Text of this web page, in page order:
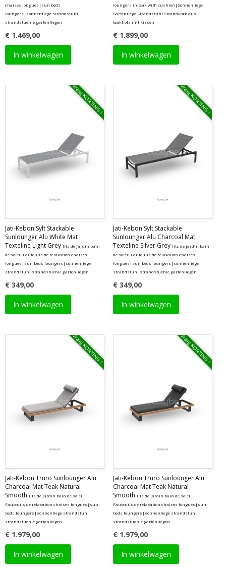
chaises longues|sun beds
loungers|sonnenliege strandstuhl
strandstuehle gartenliegen
€ 1.469,00
In winkelwagen
loungers in teak with cushion|Sonnenliege
Gartenliege Strandstuhl Strandkorb aus
teakholz mit kissen
€ 1.899,00
In winkelwagen
Vraag KORTING !
Jati-Kebon Sylt Stackable
Sunlounger Alu White Mat
Texteline Light Grey lits de jardin bain
de soleil Fauteuils de relaxation chaises
longues|sun beds loungers|sonnenliege
strandstuhl strandstuehle gartenliegen
€ 349,00
In winkelwagen
Vraag KORTING !
Jati-Kebon Sylt Stackable
Sunlounger Alu Charcoal Mat
Texteline Silver Grey lits de jardin bain
de soleil Fauteuils de relaxation chaises
longues|sun beds loungers|sonnenliege
strandstuhl strandstuehle gartenliegen
€ 349,00
In winkelwagen
Vraag KORTING !
Jati-Kebon Truro Sunlounger Alu
Charcoal Mat Teak Natural
Smooth lits de jardin bain de soleil
Fauteuils de relaxation chaises longues|sun
beds loungers|sonnenliege strandstuhl
strandstuehle gartenliegen
€ 1.979,00
In winkelwagen
Vraag KORTING !
Jati-Kebon Truro Sunlounger Alu
Charcoal Mat Teak Natural
Smooth lits de jardin bain de soleil
Fauteuils de relaxation chaises longues|sun
beds loungers|sonnenliege strandstuhl
strandstuehle gartenliegen
€ 1.979,00
In winkelwagen